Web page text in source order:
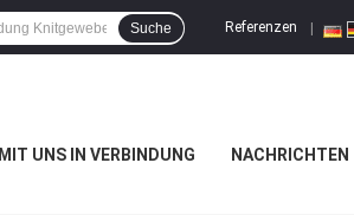
Referenzen
Suche
UNS IN VERBINDUNG NACHRICHTEN